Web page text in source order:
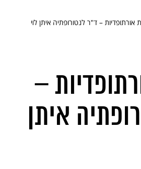
אורתופדיות – ד"ר לנטורופתיה איתן לוי
–
איתן